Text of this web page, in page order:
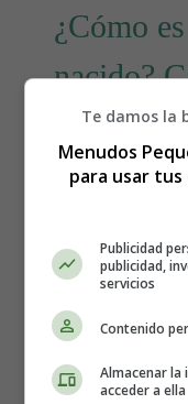
¿Cómo
nacido?
Te damos la
Menudos
para usar
Publicidad
publicidad,
servicios
Contenido
Almacenar
acceder a ella